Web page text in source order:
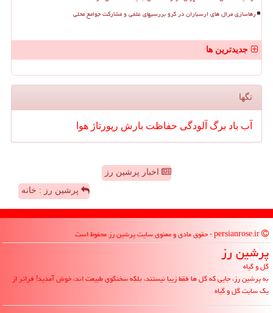
رهاسازی مرال های ارسباران در گرو بررسیهای علمی و مشارکت جوامع محلی
جدیدترین ها
تگها
آب باد برگ آلودگی حفاظت بارش رپورتاژ هوا
اخبار پرشین رز
پرشین رز : خانه
پرشین رز
گل و گیاه
به پرشین رز، جایی که گل ها فقط زیبا نیستند، بلکه سخنگوی طبیعت اند، خوش آمدید! فراتر از
یک سایت گل و گیاه